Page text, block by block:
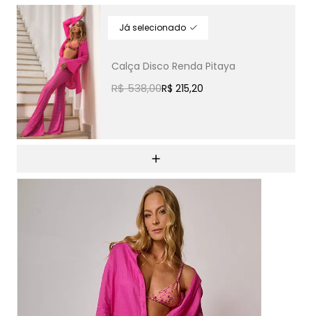
Calça Disco Renda Pitaya
R$ 538,00R$ 215,20